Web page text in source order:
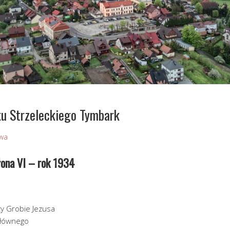
Strzeleckiego Tymbark
VI – rok 1934
Grobie Jezusa